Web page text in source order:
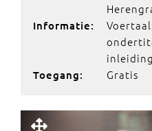
Informatie:
Toegang: Gratis